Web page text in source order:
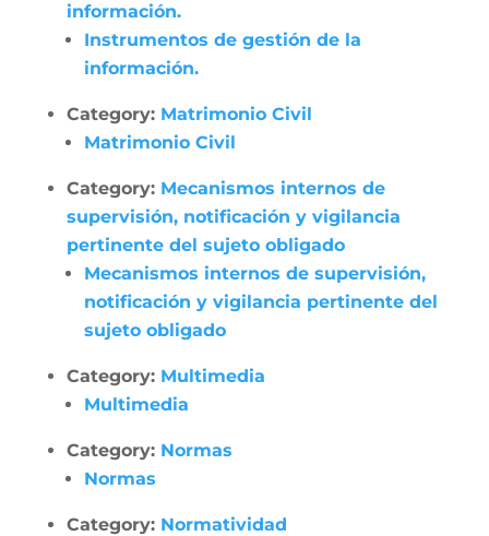
información.
Instrumentos de gestión de la
información.
Category: Matrimonio Civil
Matrimonio Civil
Category: Mecanismos internos de
supervisión, notificación y vigilancia
pertinente del sujeto obligado
Mecanismos internos de supervisión,
notificación y vigilancia pertinente del
sujeto obligado
Category: Multimedia
Multimedia
Category: Normas
Normas
Category: Normatividad